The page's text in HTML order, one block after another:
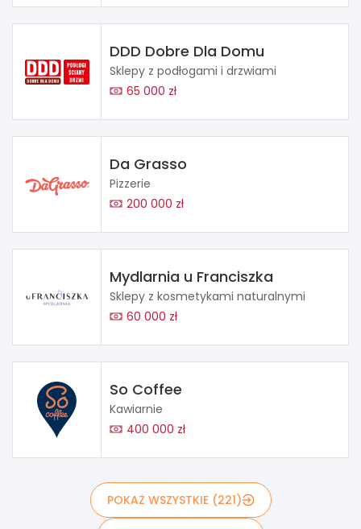
DDD Dobre Dla Domu
Sklepy z podłogami i drzwiami
65 000 zł
Da Grasso
Pizzerie
200 000 zł
Mydlarnia u Franciszka
Sklepy z kosmetykami naturalnymi
60 000 zł
So Coffee
Kawiarnie
400 000 zł
POKAŻ WSZYSTKIE (221)